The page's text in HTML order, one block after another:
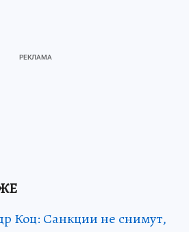
Коц: Санкции не снимут,